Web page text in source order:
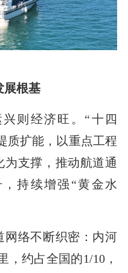
展根基
则经济旺。“十四
质扩能，以重点工程
支撑，推动航道通
持续增强“黄金水
网络不断织密：内河
，约占全国的1/10，